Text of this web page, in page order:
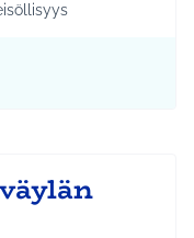
Tuusula
mukaan: Hyvinvointi ja